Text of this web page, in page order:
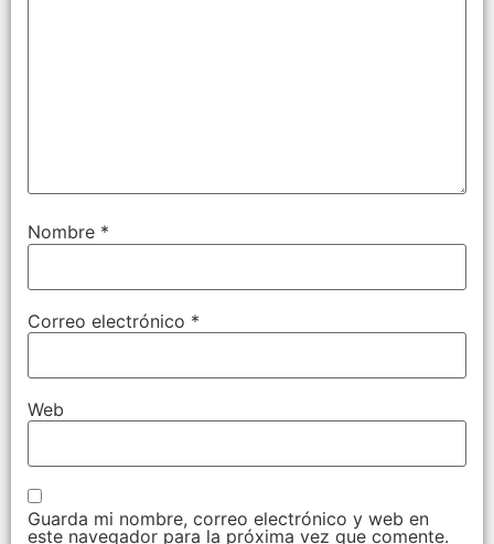
Nombre *
Correo electrónico *
Web
Guarda mi nombre, correo electrónico y web en
este navegador para la próxima vez que comente.